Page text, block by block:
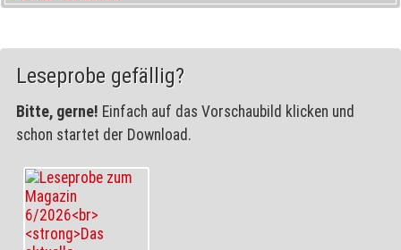
Leseprobe gefällig?
Bitte, gerne! Einfach auf das Vorschaubild klicken und
schon startet der Download.